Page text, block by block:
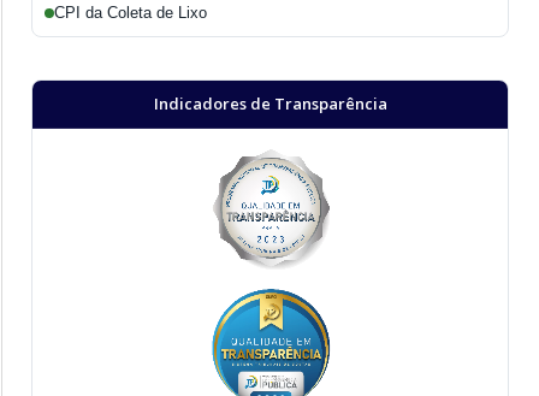
CPI da Coleta de Lixo
Indicadores de Transparência